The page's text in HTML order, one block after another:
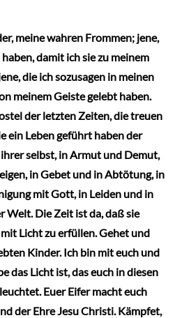
meine wahren Frommen; jene,
damit ich sie zu meinem
die ich sozusagen in meinen
meinem Geiste gelebt haben.
der letzten Zeiten, die treuen
ein Leben geführt haben der
selbst, in Armut und Demut,
in Gebet und in Abtötung, in
mit Gott, in Leiden und in
Welt. Die Zeit ist da, daß sie
Licht zu erfüllen. Gehet und
Kinder. Ich bin mit euch und
das Licht ist, das euch in diesen
Euer Eifer macht euch
der Ehre Jesu Christi. Kämpfet,